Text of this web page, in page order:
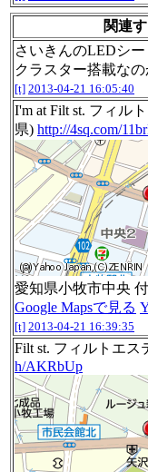
関連
さいきんのLEDシ
クラスター搭載なの
[t] 2013-04-21 16:05:40
I'm at Filt st. フィル
県) http://4sq.com/
愛知県小牧市中央
Google Mapsで見る
[t] 2013-04-21 16:39:35
Filt st. フィルトエス
h/AKRbUp